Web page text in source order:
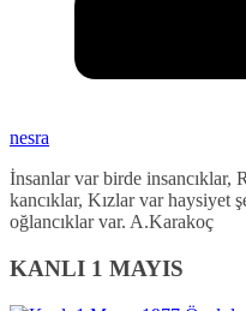
nesra
İnsanlar var birde insancıklar,
kancıklar, Kızlar var haysiyet
oğlancıklar var. A.Karakoç
KANLI 1 MAYIS